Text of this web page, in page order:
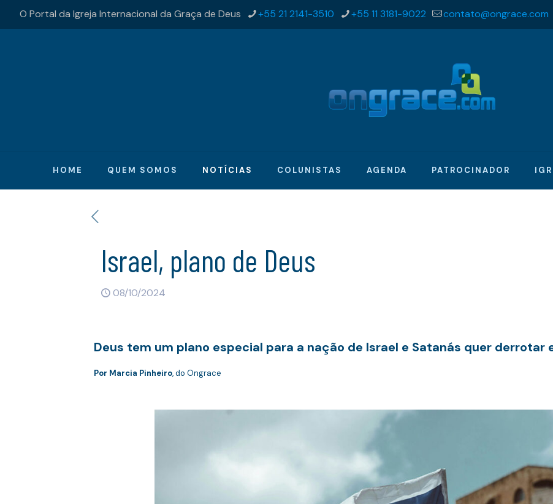
O Portal da Igreja Internacional da Graça de Deus +55 21 2141-3510 +55 11 3181-9022 contato@ongrace.com
HOME QUEM SOMOS NOTÍCIAS COLUNISTAS AGENDA PATROCINADOR
Israel, plano de Deus
08/10/2024
Deus tem um plano especial para a nação de Israel e Satanás quer derrotar
Por Marcia Pinheiro, do Ongrace